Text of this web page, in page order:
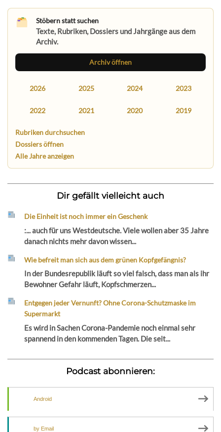
Stöbern statt suchen
Texte, Rubriken, Dossiers und Jahrgänge aus dem
Archiv.
Archiv öffnen
2026 2025 2024 2023
2022 2021 2020 2019
Rubriken durchsuchen
Dossiers öffnen
Alle Jahre anzeigen
Dir gefällt vielleicht auch
Die Einheit ist noch immer ein Geschenk
:... auch für uns Westdeutsche. Viele wollen aber 35 Jahre
danach nichts mehr davon wissen...
Wie befreit man sich aus dem grünen Kopfgefängnis?
In der Bundesrepublik läuft so viel falsch, dass man als ihr
Bewohner Gefahr läuft, Kopfschmerzen...
Entgegen jeder Vernunft? Ohne Corona-Schutzmaske im
Supermarkt
Es wird in Sachen Corona-Pandemie noch einmal sehr
spannend in den kommenden Tagen. Die seit...
Podcast abonnieren:
Android
by Email